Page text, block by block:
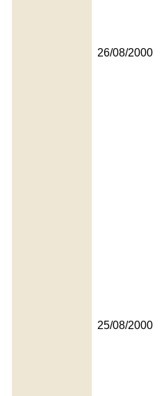
26/08/2000
25/08/2000